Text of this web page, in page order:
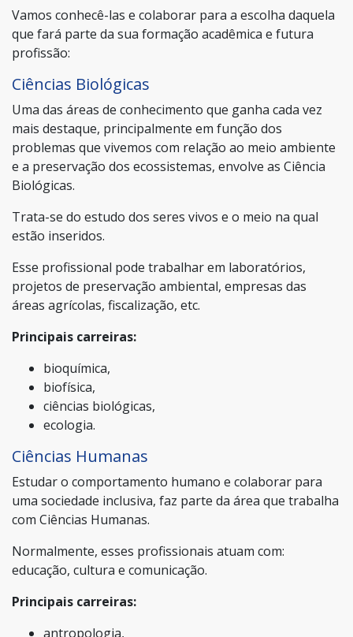
Vamos conhecê-las e colaborar para a escolha daquela
que fará parte da sua formação acadêmica e futura
profissão:
Ciências Biológicas
Uma das áreas de conhecimento que ganha cada vez
mais destaque, principalmente em função dos
problemas que vivemos com relação ao meio ambiente
e a preservação dos ecossistemas, envolve as Ciência
Biológicas.
Trata-se do estudo dos seres vivos e o meio na qual
estão inseridos.
Esse profissional pode trabalhar em laboratórios,
projetos de preservação ambiental, empresas das
áreas agrícolas, fiscalização, etc.
Principais carreiras:
bioquímica,
biofísica,
ciências biológicas,
ecologia.
Ciências Humanas
Estudar o comportamento humano e colaborar para
uma sociedade inclusiva, faz parte da área que trabalha
com Ciências Humanas.
Normalmente, esses profissionais atuam com:
educação, cultura e comunicação.
Principais carreiras:
antropologia,